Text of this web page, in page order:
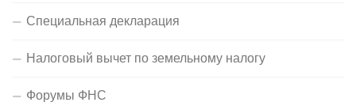
Специальная декларация
Налоговый вычет по земельному налогу
Форумы ФНС